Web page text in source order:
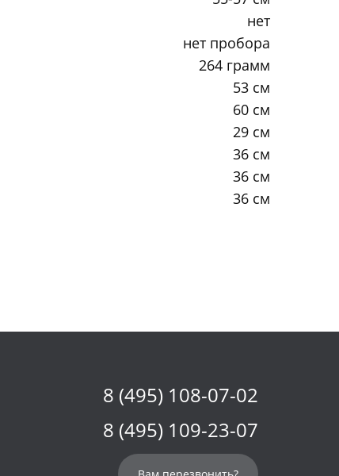
нет
нет пробора
264 грамм
53 см
60 см
29 см
36 см
36 см
36 см
8 (495) 108-07-02
8 (495) 109-23-07